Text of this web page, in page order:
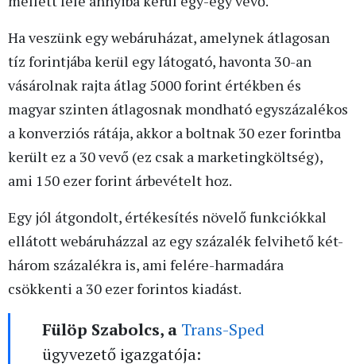
Ha veszünk egy webáruházat, amelynek átlagosan
tíz forintjába kerül egy látogató, havonta 30-an
vásárolnak rajta átlag 5000 forint értékben és
magyar szinten átlagosnak mondható egyszázalékos
a konverziós rátája, akkor a boltnak 30 ezer forintba
került ez a 30 vevő (ez csak a marketingköltség),
ami 150 ezer forint árbevételt hoz.
Egy jól átgondolt, értékesítés növelő funkciókkal
ellátott webáruházzal az egy százalék felvihető két-
három százalékra is, ami felére-harmadára
csökkenti a 30 ezer forintos kiadást.
Fülöp Szabolcs, a Trans-Sped
ügyvezető igazgatója: